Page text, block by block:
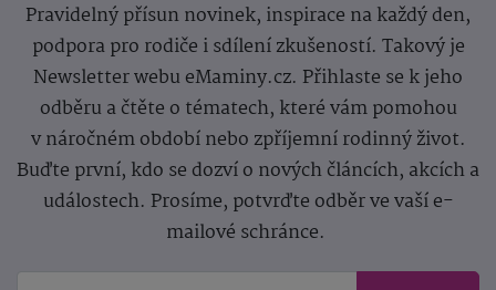
Pravidelný přísun novinek, inspirace na každý den,
podpora pro rodiče i sdílení zkušeností. Takový je
Newsletter webu eMaminy.cz. Přihlaste se k jeho
odběru a čtěte o tématech, které vám pomohou
v náročném období nebo zpříjemní rodinný život.
Buďte první, kdo se dozví o nových článcích, akcích a
událostech. Prosíme, potvrďte odběr ve vaší e-
mailové schránce.